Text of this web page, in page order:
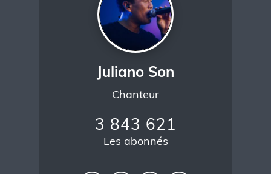
Juliano Son
Chanteur
3 843 621
Les abonnés